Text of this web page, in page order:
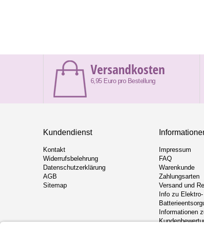
Versandkosten
6,95 Euro pro Bestellung
Kundendienst
Kontakt
Widerrufsbelehrung
Datenschutzerklärung
AGB
Sitemap
Impressum
FAQ
Warenkunde
Zahlungsarten
Versand und
Info zu
Informationen